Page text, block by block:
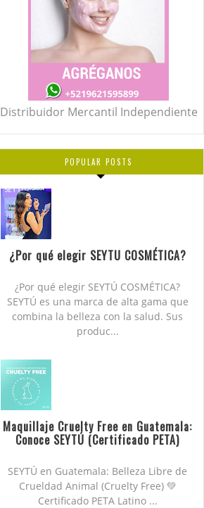
Distribuidor Mercantil Independiente
POPULAR POSTS
¿Por qué elegir SEYTU COSMÉTICA?
¿Por qué elegir SEYTÚ COSMÉTICA?
SEYTÚ es una marca de alta gama que
combina la belleza con la salud. Sus
produc...
Maquillaje Cruelty Free en Guatemala:
Conoce SEYTÚ (Certificado PETA)
SEYTÚ en Guatemala: Belleza Libre de
Crueldad Animal (Cruelty Free) 💚
Certificado PETA Latino ...